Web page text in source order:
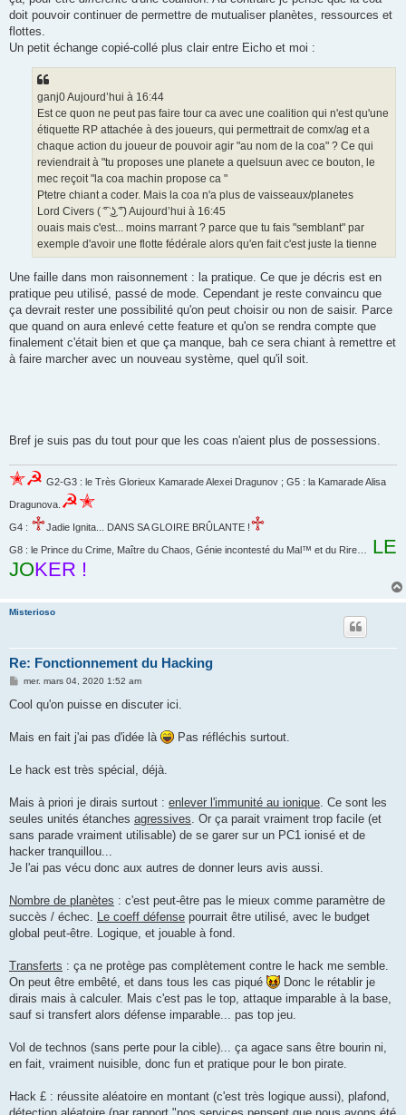
doit pouvoir continuer de permettre de mutualiser planètes, ressources et
flottes.
Un petit échange copié-collé plus clair entre Eicho et moi :
ganj0 Aujourd’hui à 16:44
Est ce quon ne peut pas faire tour ca avec une coalition qui n'est qu'une
étiquette RP attachée à des joueurs, qui permettrait de comx/ag et a
chaque action du joueur de pouvoir agir "au nom de la coa" ? Ce qui
reviendrait à "tu proposes une planete a quelsuun avec ce bouton, le
mec reçoit "la coa machin propose ca "
Ptetre chiant a coder. Mais la coa n'a plus de vaisseaux/planetes
Lord Civers ( ͡° ͜ʖ ͡°) Aujourd’hui à 16:45
ouais mais c'est... moins marrant ? parce que tu fais "semblant" par
exemple d'avoir une flotte fédérale alors qu'en fait c'est juste la tienne
Une faille dans mon raisonnement : la pratique. Ce que je décris est en
pratique peu utilisé, passé de mode. Cependant je reste convaincu que
ça devrait rester une possibilité qu'on peut choisir ou non de saisir. Parce
que quand on aura enlevé cette feature et qu'on se rendra compte que
finalement c'était bien et que ça manque, bah ce sera chiant à remettre et
à faire marcher avec un nouveau système, quel qu'il soit.
Bref je suis pas du tout pour que les coas n'aient plus de possessions.
✭☭ G2-G3 : le Très Glorieux Kamarade Alexei Dragunov ; G5 : la Kamarade Alisa
Dragunova. ☭✭
G4 : ♱Jadie Ignita... DANS SA GLOIRE BRÛLANTE !♱
G8 : le Prince du Crime, Maître du Chaos, Génie incontesté du Mal™ et du Rire…
LE
JOKER !
Misterioso
Re: Fonctionnement du Hacking
M
s
g
mer. mars 04, 2020 1:52 am
Cool qu'on puisse en discuter ici.
Mais en fait j'ai pas d'idée là Pas réfléchis surtout.
Le hack est très spécial, déjà.
Mais à priori je dirais surtout : enlever l'immunité au ionique . Ce sont les
seules unités étanches agressives . Or ça parait vraiment trop facile (et
sans parade vraiment utilisable) de se garer sur un PC1 ionisé et de
hacker tranquillou...
Je l'ai pas vécu donc aux autres de donner leurs avis aussi.
Nombre de planètes : c'est peut-être pas le mieux comme paramètre de
succès / échec.
Le coeff défense pourrait être utilisé, avec le budget
global peut-être. Logique, et jouable à fond.
Transferts : ça ne protège pas complètement contre le hack me semble.
On peut être embêté, et dans tous les cas piqué
Donc le rétablir je
dirais mais à calculer. Mais c'est pas le top, attaque imparable à la base,
sauf si transfert alors défense imparable... pas top jeu.
Vol de technos (sans perte pour la cible)... ça agace sans être bourin ni,
en fait, vraiment nuisible, donc fun et pratique pour le bon pirate.
Hack £ : réussite aléatoire en montant (c'est très logique aussi), plafond,